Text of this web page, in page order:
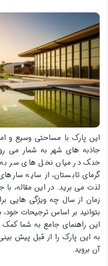
این پارک با مساحتی وسیع و
جاذبه های شهر به شمار می
خنک در میان نخل های سر به
گرمای تابستان، از سایه
لذت می برید. در این مقاله،
زمان از سال چه ویژگی هایی
بتوانید بر اساس ترجیحات
این راهنمای جامع به شما
به این پارک را از قبل پیش
آن بروید.